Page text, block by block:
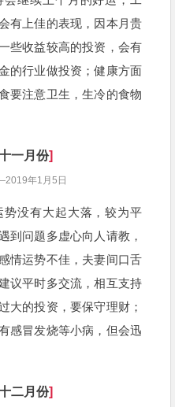
有上佳的表现，因本月贵
些收益较高的投资，会有
的行业做投资；健康方面
要注意卫生，生冷的食物
一月份]
年1月5日
没有大起大落，较为平
到问题多虚心向人请教，
情运势不佳，夫妻间口舌
议平时多交流，相互支持
大的投资，要保守理财；
感冒发烧等小病，但会迅
二月 份]